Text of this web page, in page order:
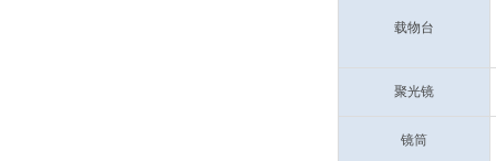
载物台
聚光镜
镜筒